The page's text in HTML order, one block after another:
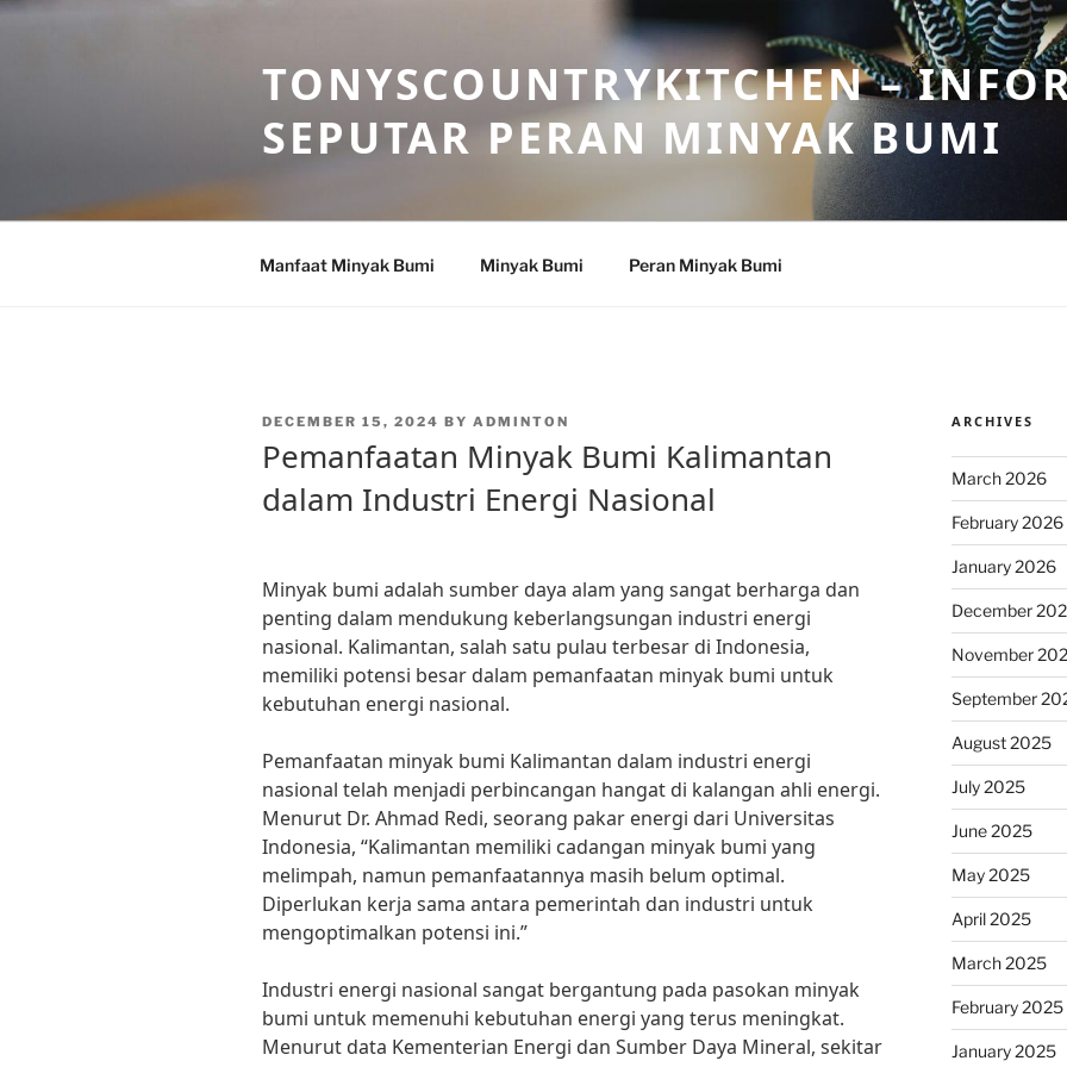
Skip
TONYSCOUNTRYKITCHEN –
SEPUTAR PERAN MINYAK BUMI
Manfaat Minyak Bumi Minyak Bumi Peran Minyak Bumi
POSTED
DECEMBER 15, 2024 BY ADMINTON
Pemanfaatan Minyak Bumi Kalimantan
dalam Industri Energi Nasional
Minyak bumi adalah sumber daya alam yang sangat berharga dan
penting dalam mendukung keberlangsungan industri energi
nasional. Kalimantan, salah satu pulau terbesar di Indonesia,
memiliki potensi besar dalam pemanfaatan minyak bumi untuk
kebutuhan energi nasional.
Pemanfaatan minyak bumi Kalimantan dalam industri energi
nasional telah menjadi perbincangan hangat di kalangan ahli energi.
Menurut Dr. Ahmad Redi, seorang pakar energi dari Universitas
Indonesia, “Kalimantan memiliki cadangan minyak bumi yang
melimpah, namun pemanfaatannya masih belum optimal.
Diperlukan kerja sama antara pemerintah dan industri untuk
mengoptimalkan potensi ini.”
Industri energi nasional sangat bergantung pada pasokan minyak
bumi untuk memenuhi kebutuhan energi yang terus meningkat.
Menurut data Kementerian Energi dan Sumber Daya Mineral, sekitar
ARCHIVES
March 2026
February 2026
January 2026
December
November
September
August 2025
July 2025
June 2025
May 2025
April 2025
March 2025
February 2025
January 2025